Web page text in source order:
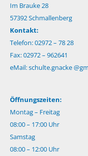
Im Brauke 28
57392 Schmallenberg
Kontakt:
Telefon: 02972 – 78 28
Fax: 02972 – 962641
eMail:schulte.gnacke
Öffnungszeiten:
Montag – Freitag
08:00 – 17:00 Uhr
Samstag
08:00 – 12:00 Uhr